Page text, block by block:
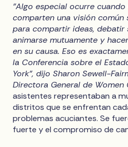
"Algo especial ocurre cuando
comparten una visión común
para compartir ideas, debatir
animarse mutuamente y
en su causa. Eso es
la Conferencia sobre el
York", dijo Sharon Sewell-
Directora General de
asistentes representaban a
distritos que se enfrentan
problemas acuciantes. Se
fuerte y el compromiso de